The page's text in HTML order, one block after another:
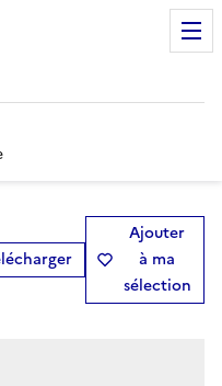
Ajouter
à ma
sélection